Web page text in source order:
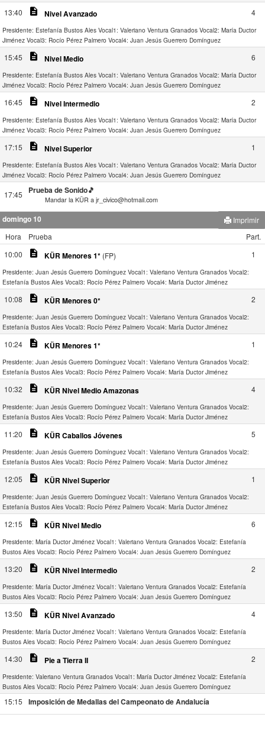
13:40 description Nivel Avanzado 4
Presidente: Estefanía Bustos Ales Vocal1: Valeriano Ventura Granados Vocal2: María Ductor
Jiménez Vocal3: Rocío Pérez Palmero Vocal4: Juan Jesús Guerrero Domínguez
15:45 description Nivel Medio 6
Presidente: Estefanía Bustos Ales Vocal1: Valeriano Ventura Granados Vocal2: María Ductor
Jiménez Vocal3: Rocío Pérez Palmero Vocal4: Juan Jesús Guerrero Domínguez
16:45 description Nivel Intermedio 2
Presidente: Estefanía Bustos Ales Vocal1: Valeriano Ventura Granados Vocal2: María Ductor
Jiménez Vocal3: Rocío Pérez Palmero Vocal4: Juan Jesús Guerrero Domínguez
17:15 description Nivel Superior 1
Presidente: Estefanía Bustos Ales Vocal1: Valeriano Ventura Granados Vocal2: María Ductor
Jiménez Vocal3: Rocío Pérez Palmero Vocal4: Juan Jesús Guerrero Domínguez
17:45 Prueba de Sonido🎵
Mandar la KÜR a jr_civico@hotmail.com
domingo 10
Imprimir
Hora
Prueba
Part.
10:00
description KÜR Menores 1* (FP) 1
Presidente: Juan Jesús Guerrero Domínguez Vocal1: Valeriano Ventura Granados Vocal2:
Estefanía Bustos Ales Vocal3: Rocío Pérez Palmero Vocal4: María Ductor Jiménez
10:08 description KÜR Menores 0* 2
Presidente: Juan Jesús Guerrero Domínguez Vocal1: Valeriano Ventura Granados Vocal2:
Estefanía Bustos Ales Vocal3: Rocío Pérez Palmero Vocal4: María Ductor Jiménez
10:24 description KÜR Menores 1* 1
Presidente: Juan Jesús Guerrero Domínguez Vocal1: Valeriano Ventura Granados Vocal2:
Estefanía Bustos Ales Vocal3: Rocío Pérez Palmero Vocal4: María Ductor Jiménez
10:32 description KÜR Nivel Medio Amazonas 4
Presidente: Juan Jesús Guerrero Domínguez Vocal1: Valeriano Ventura Granados Vocal2:
Estefanía Bustos Ales Vocal3: Rocío Pérez Palmero Vocal4: María Ductor Jiménez
11:20 description KÜR Caballos Jóvenes 5
Presidente: Juan Jesús Guerrero Domínguez Vocal1: Valeriano Ventura Granados Vocal2:
Estefanía Bustos Ales Vocal3: Rocío Pérez Palmero Vocal4: María Ductor Jiménez
12:05 description KÜR Nivel Superior 1
Presidente: Juan Jesús Guerrero Domínguez Vocal1: Valeriano Ventura Granados Vocal2:
Estefanía Bustos Ales Vocal3: Rocío Pérez Palmero Vocal4: María Ductor Jiménez
12:15 description KÜR Nivel Medio 6
Presidente: María Ductor Jiménez Vocal1: Valeriano Ventura Granados Vocal2: Estefanía
Bustos Ales Vocal3: Rocío Pérez Palmero Vocal4: Juan Jesús Guerrero Domínguez
13:20 description KÜR Nivel Intermedio 2
Presidente: María Ductor Jiménez Vocal1: Valeriano Ventura Granados Vocal2: Estefanía
Bustos Ales Vocal3: Rocío Pérez Palmero Vocal4: Juan Jesús Guerrero Domínguez
13:50 description KÜR Nivel Avanzado 4
Presidente: María Ductor Jiménez Vocal1: Valeriano Ventura Granados Vocal2: Estefanía
Bustos Ales Vocal3: Rocío Pérez Palmero Vocal4: Juan Jesús Guerrero Domínguez
14:30 description Pie a Tierra II 2
Presidente: Valeriano Ventura Granados Vocal1: María Ductor Jiménez Vocal2: Estefanía
Bustos Ales Vocal3: Rocío Pérez Palmero Vocal4: Juan Jesús Guerrero Domínguez
15:15 Imposición de Medallas del Campeonato de Andalucía